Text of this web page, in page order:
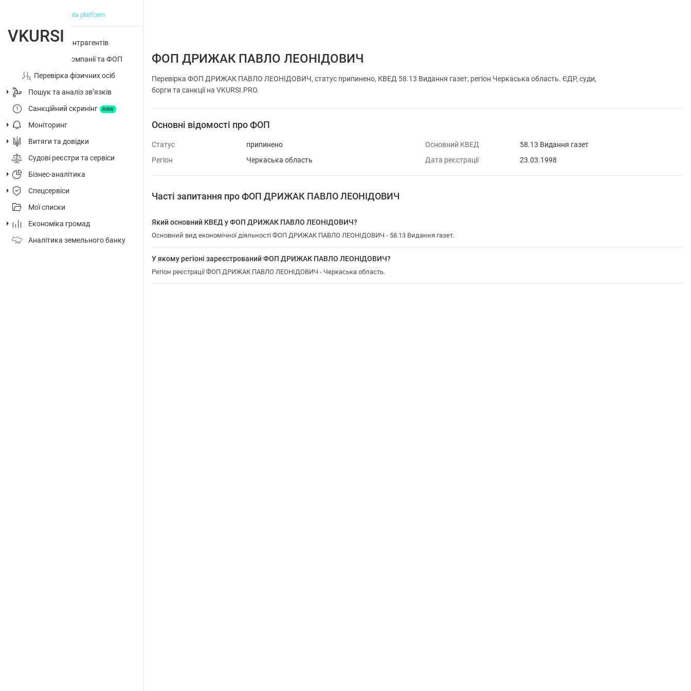
big data platform
Перевірка контрагентів
Досьє на компанії та ФОП
Перевірка фізичних осіб
Пошук та аналіз звʼязків
Санкційний скринінг
new
Моніторинг
Витяги та довідки
Судові реєстри та сервіси
Бізнес-аналітика
Спецсервіси
Мої списки
Економіка громад
Аналітика земельного банку
ФОП ДРИЖАК ПАВЛО ЛЕОНІДОВИЧ
Перевірка ФОП ДРИЖАК ПАВЛО ЛЕОНІДОВИЧ, статус припинено, КВЕД 58.13 Видання газет, регіон Черкаська область. ЄДР, суди,
борги та санкції на VKURSI.PRO.
Основні відомості про ФОП
Статус припинено Основний КВЕД
58.13 Видання газет
Регіон
Черкаська область Дата реєстрації 23.03.1998
Часті запитання про ФОП ДРИЖАК ПАВЛО ЛЕОНІДОВИЧ
Який основний КВЕД у ФОП ДРИЖАК ПАВЛО ЛЕОНІДОВИЧ?
Основний вид економічної діяльності ФОП ДРИЖАК ПАВЛО ЛЕОНІДОВИЧ - 58.13 Видання газет.
У якому регіоні зареєстрований ФОП ДРИЖАК ПАВЛО ЛЕОНІДОВИЧ?
Регіон реєстрації ФОП ДРИЖАК ПАВЛО ЛЕОНІДОВИЧ - Черкаська область.
VKURSI